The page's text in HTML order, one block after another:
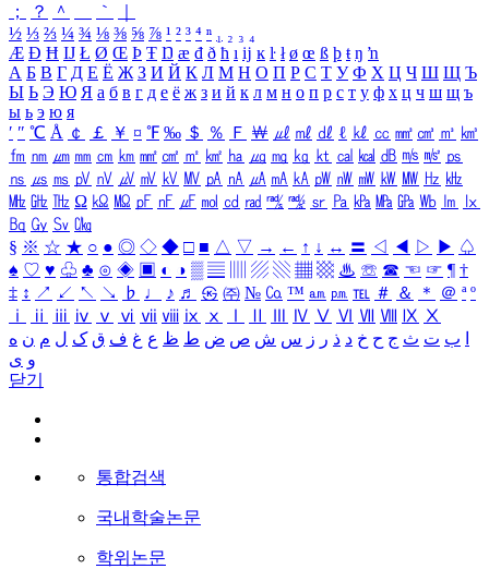
；
？ ＾ ｀
½ ⅓ ⅔ ¼ ¾ ⅛ ⅜ ⅝ ⅞ ¹ ² ³ ⁴ ⁿ ₁ ₂ ₃ ₄
Æ Ð Ħ Ĳ Ł Ø Œ Þ Ŧ Ŋ æ đ ð ħ ı ĳ ĸ ŀ ł ø œ ß þ ŧ ŋ ŉ
А Б В Г Д Е Ё Ж З И Й К Л М Н О П Р С Т У Ф Х Ц Ч Ш Щ Ъ
Ы Ь Э Ю Я а б в г д е ё ж з и й к л м н о п р с т у ф х ц ч ш щ ъ
ы ь э ю я
′ ″ ℃ Å ￠ ￡ ￥ ¤ ℉ ‰ ＄ ％ Ｆ ￦ ㎕ ㎖ ㎗ ℓ ㎘ ㏄ ㎣ ㎤ ㎥ ㎦
㎙ ㎚ ㎛ ㎜ ㎝ ㎞ ㎟ ㎠ ㎡ ㎢ ㏊ ㎍ ㎎ ㎏ ㏏ ㎈ ㎉ ㏈ ㎧ ㎨ ㎰
㎱ ㎲ ㎳ ㎴ ㎵ ㎶ ㎷ ㎸ ㎹ ㎀ ㎁ ㎂ ㎃ ㎄ ㎺ ㎻ ㎽ ㎾ ㎿ ㎐ ㎑
㎒ ㎓ ㎔ Ω ㏀ ㏁ ㎊ ㎋ ㎌ ㏖ ㏅ ㎭ ㎮ ㎯ ㏛ ㎩ ㎪ ㎫ ㎬ ㏝ ㏐
㏓
㏃ ㏉ ㏜ ㏆
§ ※ ☆ ★ ○ ● ◎ ◇ ◆ □ ■ △ ▽ → ← ↑ ↓ ↔ 〓 ◁ ◀ ▷ ▶ ♤
♠ ♡ ♥ ♧ ♣ ⊙ ◈ ▣ ◐ ◑ ▒ ▤ ▨ ▧ ▦ ▩ ♨ ☏ ☎ ☜ ☞ ¶ †
‡ ↕ ↗ ↙ ↖ ↘ ♭ ♩ ♪ ♬ ㉿ ㈜ № ㏇ ™ ㏂ ㏘ ℡ ＃ ＆ ＊ ＠ ª º
ⅰ
ⅱ ⅲ ⅳ ⅴ ⅵ ⅶ ⅷ ⅸ ⅹ Ⅳ Ⅴ Ⅵ Ⅶ Ⅷ Ⅸ Ⅹ
ب ت ث ج ح خ د ذ ر ز س ش ص ض ط ظ ع غ ف ق ک ل م ن ه
و ی
닫기
통합검색
국내학술논문
학위논문